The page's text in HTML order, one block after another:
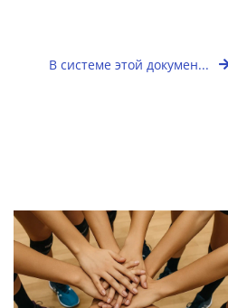
В системе этой докумен...